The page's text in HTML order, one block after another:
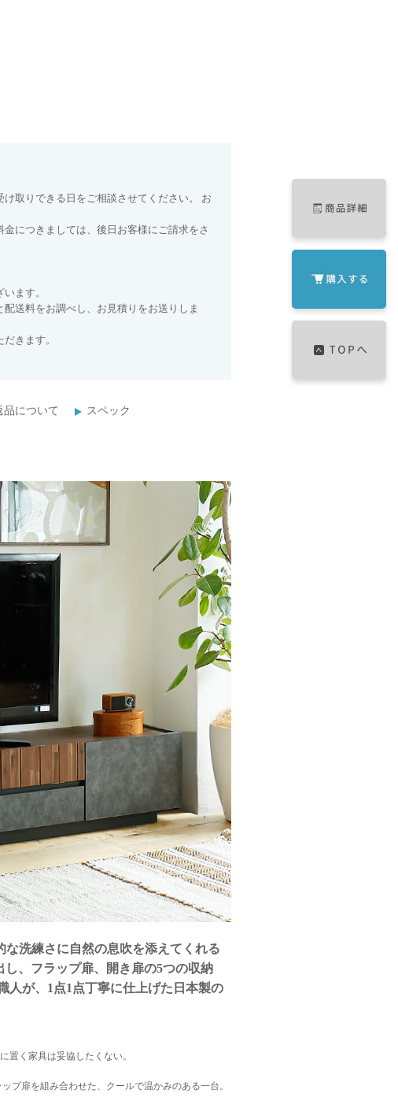
取りできる日をご相談させてください。 お
につきましては、後日お客様にご請求をさ
ます。
送料をお調べし、お見積りをお送りしま
きます。
品について スペック
な洗練さに自然の息吹を添えてくれる
し、フラップ扉、開き扉の5つの収納
人が、1点1点丁寧に仕上げた日本製の
置く家具は妥協したくない。
プ扉を組み合わせた、クールで温かみのある一台。